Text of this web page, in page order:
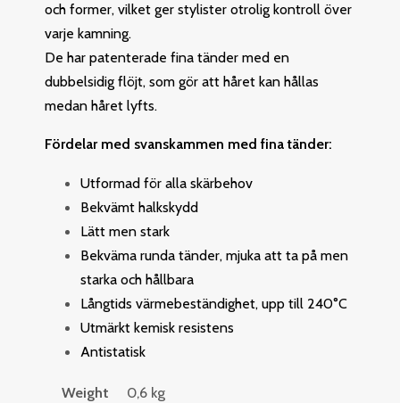
och former, vilket ger stylister otrolig kontroll över
varje kamning.
De har patenterade fina tänder med en
dubbelsidig flöjt, som gör att håret kan hållas
medan håret lyfts.
Fördelar med svanskammen med fina tänder:
Utformad för alla skärbehov
Bekvämt halkskydd
Lätt men stark
Bekväma runda tänder, mjuka att ta på men
starka och hållbara
Långtids värmebeständighet, upp till 240°C
Utmärkt kemisk resistens
Antistatisk
Weight
0,6 kg